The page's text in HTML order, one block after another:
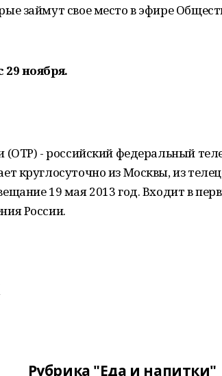
займут свое место в эфире
ноября.
(ОТР) - российский федеральный
круглосуточно из Москвы, из
19 мая 2013 год. Входит в
России.
Рубрика "Еда и напитки"